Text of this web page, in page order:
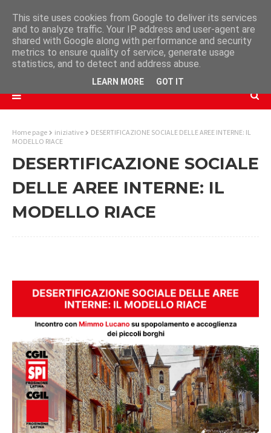
Home page iniziative
DESERTIFICAZIONE SOCIALE DELLE AREE INTERNE: IL
MODELLO RIACE
DESERTIFICAZIONE SOCIALE
DELLE AREE INTERNE: IL
MODELLO RIACE
This site uses cookies from Google to deliver its services
and to analyze traffic. Your IP address and user-agent are
shared with Google along with performance and security
metrics to ensure quality of service, generate usage
statistics, and to detect and address abuse.
LEARN MORE GOT IT